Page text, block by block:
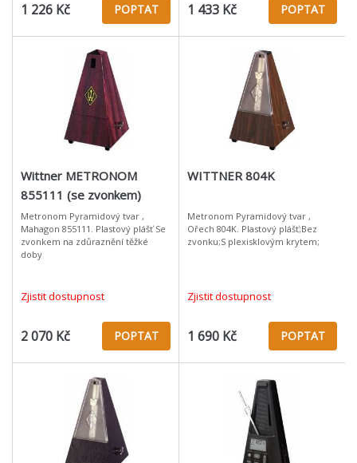
1 226 Kč POPTAT 1 433 Kč POPTAT
Wittner METRONOM
855111 (se zvonkem)
Metronom Pyramidový tvar ,
Mahagon 855111. Plastový plášť Se
zvonkem na zdůraznění těžké
doby
Zjistit dostupnost
2 070 Kč POPTAT
WITTNER 804K
Metronom Pyramidový tvar ,
Ořech 804K. Plastový plášť;Bez
zvonku;S plexisklovým krytem;
Zjistit dostupnost
1 690 Kč POPTAT